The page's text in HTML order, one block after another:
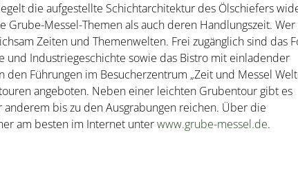
die aufgestellte Schichtarchitektur des Ölschiefers
Messel-Themen als auch deren Handlungszeit. Wer
Zeiten und Themenwelten. Frei zugänglich sind das
Industriegeschichte sowie das Bistro mit einladender
Führungen im Besucherzentrum „Zeit und Messel
angeboten. Neben einer leichten Grubentour gibt es
bis zu den Ausgrabungen reichen. Über die
am besten im Internet unterwww.grube-messel.de.